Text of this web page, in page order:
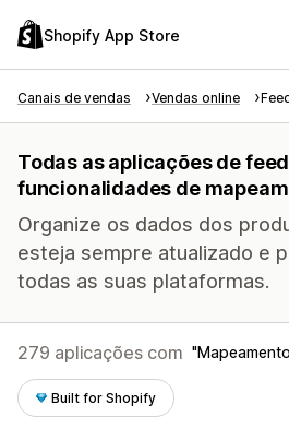
Shopify App Store
Canais de vendas Vendas online
Todas as aplicações de
funcionalidades de
Organize os dados dos
esteja sempre atualizado e
todas as suas plataformas.
279 aplicações com
Built for Shopify